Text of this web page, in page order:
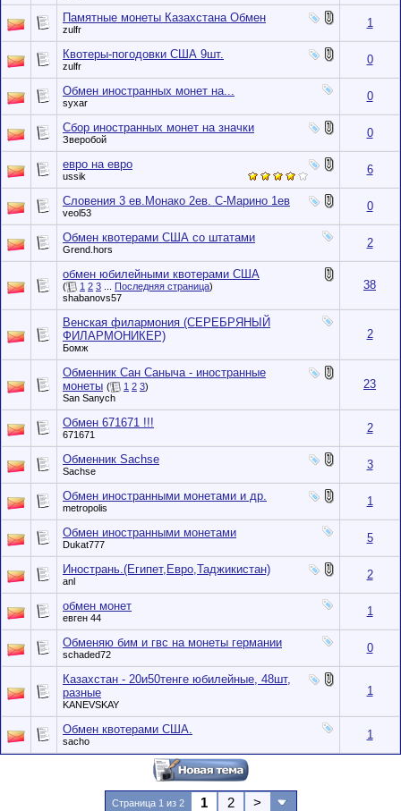
Памятные монеты Казахстана Обмен
zulfr 1
Квотеры-погодовки США 9шт.
zulfr 0
Обмен иностранных монет на...
syxar 0
Сбор иностранных монет на значки
Зверобой 0
евро на евро
ussik 6
Словения 3 ев.Монако 2ев. С-Марино 1ев
veol53 0
Обмен квотерами США со штатами
Grend.hors 2
обмен юбилейными квотерами США
( 1 2 3 Последняя страница)
shabanovs57
38
Венская филармония (СЕРЕБРЯНЫЙ
ФИЛАРМОНИКЕР)
Бомж
2
Обменник Сан Саныча - иностранные
монеты ( 1 2 3)
San Sanych
23
Обмен 671671 !!!
671671 2
Обменник Sachse
Sachse 3
Обмен иностранными монетами и др.
metropolis 1
Обмен иностранными монетами
Dukat777 5
Инострань.(Египет,Евро,Таджикистан)
anl 2
обмен монет
евген 44 1
Обменяю бим и гвc на монеты германии
schaded72 0
Казахстан - 20и50тенге юбилейные, 48шт,
разные
KANEVSKAY
1
Обмен квотерами США.
sacho 1
Страница 1 из 2 1 2 >